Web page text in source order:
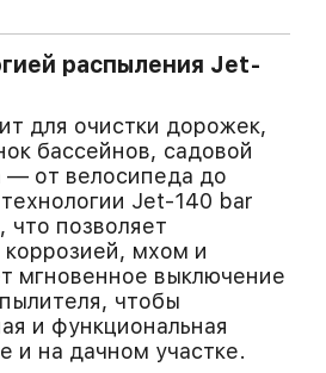
распыления Jet-
для очистки дорожек,
бассейнов, садовой
— от велосипеда до
Jet-140 bar
что позволяет
коррозией, мхом и
мгновенное выключение
чтобы
и функциональная
и на дачном участке.